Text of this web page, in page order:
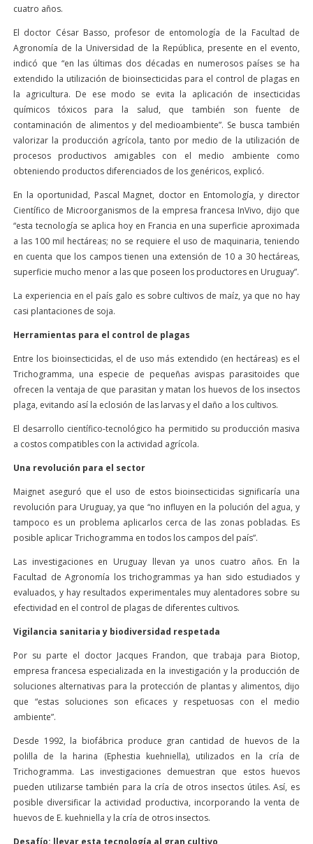
cuatro años.
El doctor César Basso, profesor de entomología de la Facultad de
Agronomía de la Universidad de la República, presente en el evento,
indicó que “en las últimas dos décadas en numerosos países se ha
extendido la utilización de bioinsecticidas para el control de plagas en
la agricultura. De ese modo se evita la aplicación de insecticidas
químicos tóxicos para la salud, que también son fuente de
contaminación de alimentos y del medioambiente”. Se busca también
valorizar la producción agrícola, tanto por medio de la utilización de
procesos productivos amigables con el medio ambiente como
obteniendo productos diferenciados de los genéricos, explicó.
En la oportunidad, Pascal Magnet, doctor en Entomología, y director
Científico de Microorganismos de la empresa francesa InVivo, dijo que
“esta tecnología se aplica hoy en Francia en una superficie aproximada
a las 100 mil hectáreas; no se requiere el uso de maquinaria, teniendo
en cuenta que los campos tienen una extensión de 10 a 30 hectáreas,
superficie mucho menor a las que poseen los productores en Uruguay”.
La experiencia en el país galo es sobre cultivos de maíz, ya que no hay
casi plantaciones de soja.
Herramientas para el control de plagas
Entre los bioinsecticidas, el de uso más extendido (en hectáreas) es el
Trichogramma, una especie de pequeñas avispas parasitoides que
ofrecen la ventaja de que parasitan y matan los huevos de los insectos
plaga, evitando así la eclosión de las larvas y el daño a los cultivos.
El desarrollo científico-tecnológico ha permitido su producción masiva
a costos compatibles con la actividad agrícola.
Una revolución para el sector
Maignet aseguró que el uso de estos bioinsecticidas significaría una
revolución para Uruguay, ya que “no influyen en la polución del agua, y
tampoco es un problema aplicarlos cerca de las zonas pobladas. Es
posible aplicar Trichogramma en todos los campos del país”.
Las investigaciones en Uruguay llevan ya unos cuatro años. En la
Facultad de Agronomía los trichogrammas ya han sido estudiados y
evaluados, y hay resultados experimentales muy alentadores sobre su
efectividad en el control de plagas de diferentes cultivos.
Vigilancia sanitaria y biodiversidad respetada
Por su parte el doctor Jacques Frandon, que trabaja para Biotop,
empresa francesa especializada en la investigación y la producción de
soluciones alternativas para la protección de plantas y alimentos, dijo
que “estas soluciones son eficaces y respetuosas con el medio
ambiente”.
Desde 1992, la biofábrica produce gran cantidad de huevos de la
polilla de la harina (Ephestia kuehniella), utilizados en la cría de
Trichogramma. Las investigaciones demuestran que estos huevos
pueden utilizarse también para la cría de otros insectos útiles. Así, es
posible diversificar la actividad productiva, incorporando la venta de
huevos de E. kuehniella y la cría de otros insectos.
Desafío: llevar esta tecnología al gran cultivo